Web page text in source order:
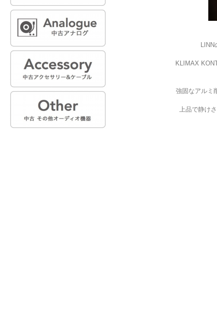
KLIMAX
強固なアルミ
上品で静け